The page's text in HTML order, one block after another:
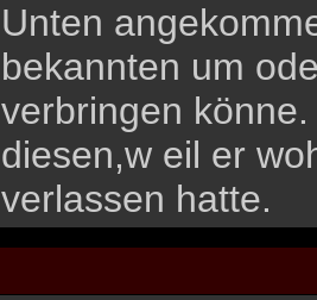
Unten
bekannten um
verbringen
diesen,w eil er
verlassen hatte.